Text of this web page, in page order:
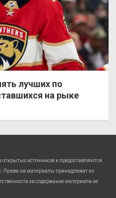
лучших по
на рыке
источников и предоставляются
Права на материалы принадлежат их
за содержание материала не